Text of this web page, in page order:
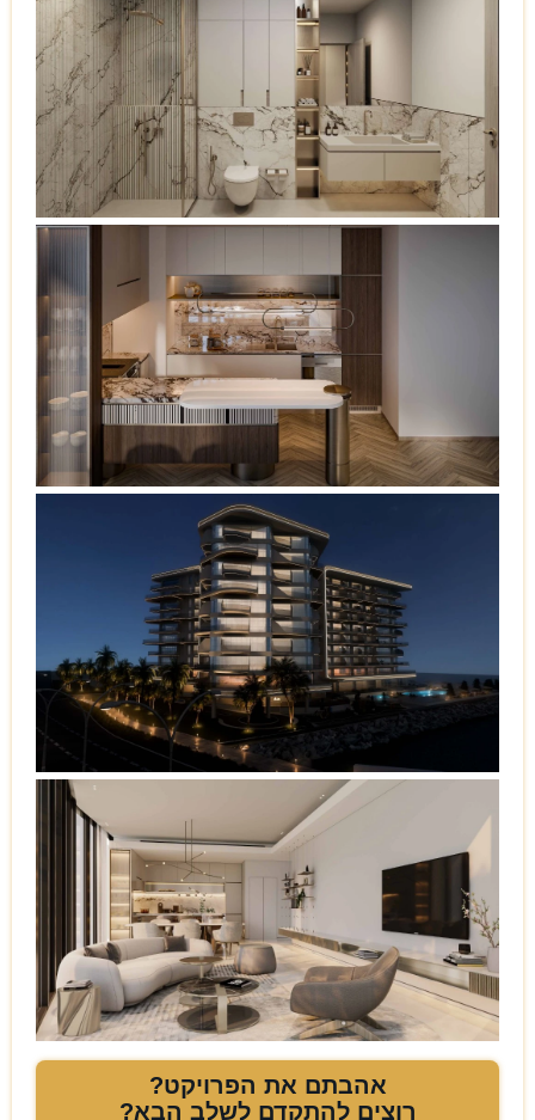
אהבתם את הפרויקט?
רוצים להתקדם לשלב הבא?